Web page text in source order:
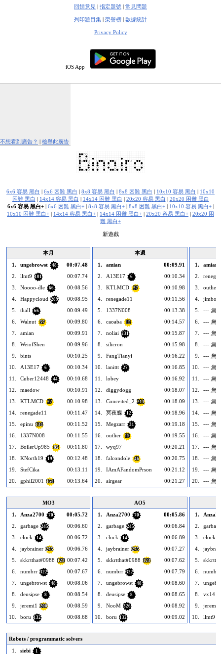
回饋意見 | 指定題號 | 常見問題
列印題目集 | 榮譽榜 | 數據統計
Privacy Policy
iOS App
不想看到廣告？ | 檢舉此廣告
6x6 容易 黑白 | 6x6 困難 黑白 | 8x8 容易 黑白 | 8x8 困難 黑白 | 10x10 容易 黑白 | 10x10
困難 黑白 | 14x14 容易 黑白 | 14x14 困難 黑白 | 20x20 容易 黑白 | 20x20 困難 黑白
6x6 容易 黑白+| 6x6 困難 黑白+| 8x8 容易 黑白+| 8x8 困難 黑白+| 10x10 容易 黑白+|
10x10 困難 黑白+ | 14x14 容易 黑白+ | 14x14 困難 黑白+ | 20x20 容易 黑白+ | 20x20 困
難 黑白+
新遊戲
本月
1.
ungebrowst 48
00:07.48
2.
llmt9 101
00:07.74
3.
Noooo-dle 66
00:08.56
4.
Happycloud 209
00:08.95
5.
thall 66
00:09.49
6.
Walnut 57
00:09.80
7.
amian
00:09.91
8.
WeiofShen
00:09.96
9.
bints
00:10.25
10.
A13E17 6
00:10.34
11.
Cuber12448 44
00:10.68
12.
maedow
00:10.91
13.
KTLMCD 27
00:10.98
14.
renegade11
00:11.47
15.
epinu 134
00:11.52
16.
1337N008
00:11.55
17.
BoilerUp985 82
00:11.80
18.
KNorth19 19
00:12.48
19.
StefCika
00:13.11
20.
gphil2001 154 00:13.64
本週
1.
amian
00:09.91
2.
A13E17 6
00:10.34
3.
KTLMCD 27
00:10.98
4.
renegade11
00:11.56
5.
1337N008
00:13.38
6.
caoaba 15
00:14.57
7.
noliai 231
00:15.87
8.
silicron
00:15.98
9.
FangTianyi
00:16.22
10.
lanittt 27
00:16.85
11.
lobey
00:16.92
12.
diggydogg
00:18.07
13.
Conceited_2 211
00:18.09
14.
冥夜蝶 12
00:18.96
15.
Megzarr 31
00:19.18
16.
outlier 19
00:19.55
17.
wyq97
00:20.21
18.
falcondole 46
00:20.75
19.
IAmAFandomPrson
00:21.12
20.
airgear 00:21.27
1.
amian
2.
3.
outlier
4.
5.
--- 無
6.
--- 無
7.
--- 無
8.
--- 無
9.
--- 無
10.
--- 無
11.
--- 無
12.
--- 無
13.
--- 無
14.
--- 無
15.
--- 無
16.
--- 無
17.
--- 無
18.
--- 無
19.
--- 無
20.
--- 無
MO3
1.
Anza2700 70
00:05.72
2.
garbage 245
00:06.60
3.
clock 14
00:06.72
4.
jaybrainer 275
00:06.76
5.
skkrtthat#0988 123 00:07.42
6.
numbrr 322
00:07.67
7.
ungebrowst 48
00:08.06
8.
deusipse 8
00:08.54
9.
jeremi1 200
00:08.59
10.
boru 132 00:08.68
AO5
1.
Anza2700 70
00:05.86
2.
garbage 245
00:06.84
3.
clock 14
00:06.89
4.
jaybrainer 275
00:07.27
5.
skkrtthat#0988 123
00:07.62
6.
numbrr 322
00:07.79
7.
ungebrowst 48
00:08.60
8.
deusipse 8
00:08.65
9.
NooM 326
00:08.92
10.
boru 132 00:09.02
1.
2.
garbage
3.
clock
4.
5.
6.
numbrr
7.
8.
vx14
9.
jeremi1
10.
llmt9
Robots / programmatic solvers
1.
siebi 1